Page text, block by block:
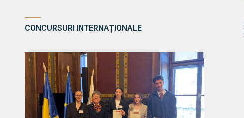
CONCURSURI INTERNAȚIONALE